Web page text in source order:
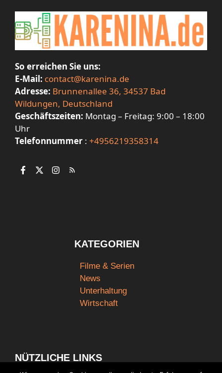
So erreichen Sie uns:
E-Mail: contact@karenina.de
Adresse: Brunnenallee 36, 34537 Bad
Wildungen, Deutschland
Geschäftszeiten: Montag – Freitag: 9:00 – 18:00
Uhr
Telefonnummer : +4956219358314
KATEGORIEN
Filme & Serien
News
Unterhaltung
Wirtschaft
NÜTZLICHE LINKS